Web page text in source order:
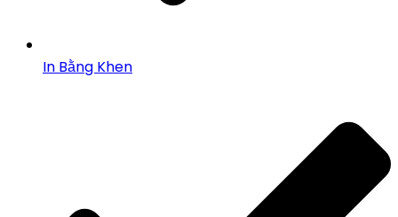
In Bằng Khen